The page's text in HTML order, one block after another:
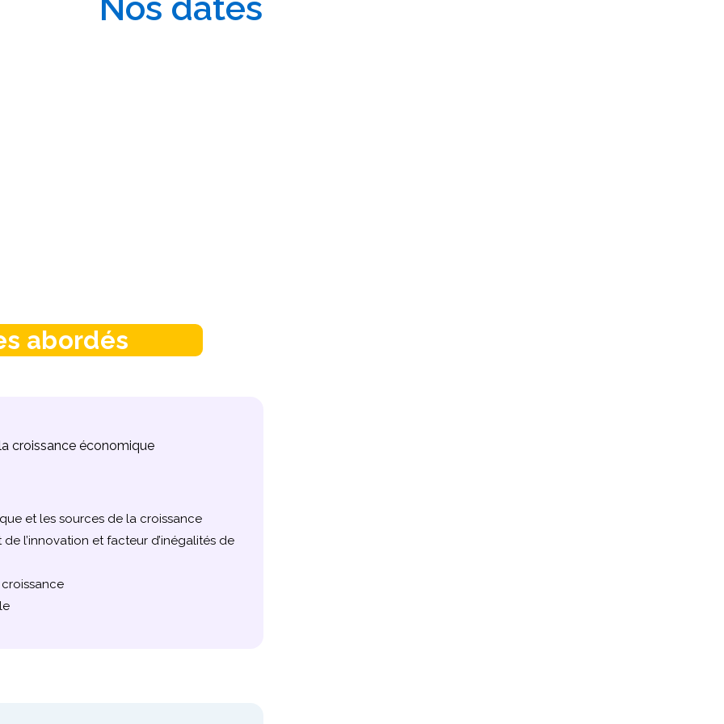
Nos dates
abordés
croissance économique
et les sources de la croissance
l’innovation et facteur d’inégalités de